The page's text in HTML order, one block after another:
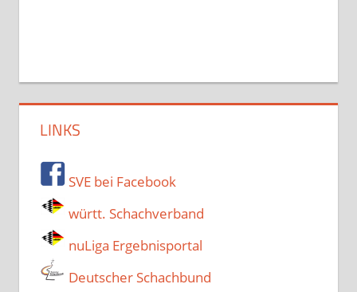
LINKS
SVE bei Facebook
württ. Schachverband
nuLiga Ergebnisportal
Deutscher Schachbund